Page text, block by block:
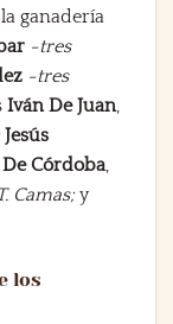
ganadería
-tres
-tres
Iván De Juan,
Jesús
De Córdoba,
Camas;y
los